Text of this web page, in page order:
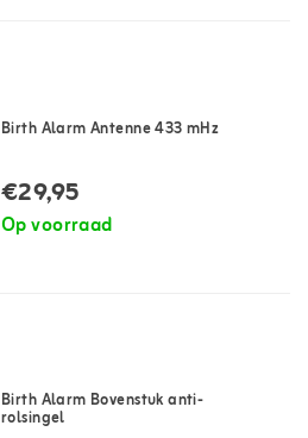
Birth Alarm Antenne 433 mHz
€29,95
Op voorraad
Birth Alarm Bovenstuk anti-
rolsingel